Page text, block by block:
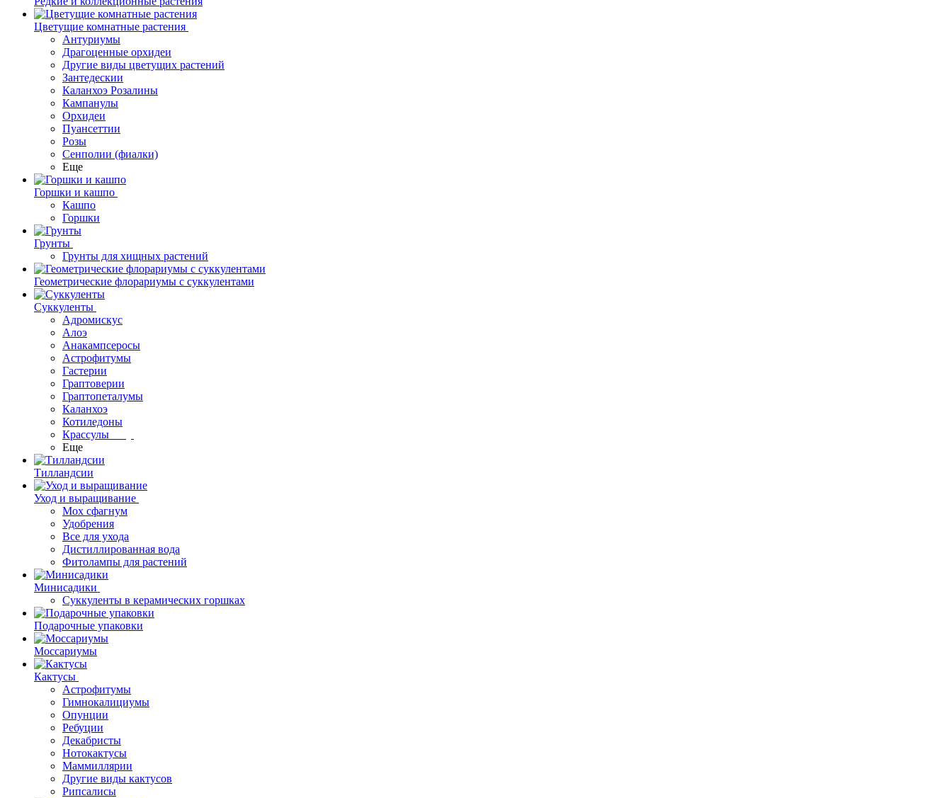
Цветущие комнатные растения
Антуриумы
Драгоценные орхидеи
Другие виды цветущих растений
Зантедескии
Каланхоэ Розалины
Кампанулы
Орхидеи
Пуансеттии
Розы
Сенполии (фиалки)
Еще
Горшки и кашпо
Кашпо
Горшки
Грунты
Грунты для хищных растений
Геометрические флорариумы с суккулентами
Суккуленты
Адромискус
Алоэ
Анакампсеросы
Астрофитумы
Гастерии
Граптоверии
Граптопеталумы
Каланхоэ
Котиледоны
Крассулы
Еще
Тилландсии
Уход и выращивание
Мох сфагнум
Удобрения
Все для ухода
Дистиллированная вода
Фитолампы для растений
Минисадики
Суккуленты в керамических горшках
Подарочные упаковки
Моссариумы
Кактусы
Астрофитумы
Гимнокалициумы
Опунции
Ребуции
Декабристы
Нотокактусы
Маммиллярии
Другие виды кактусов
Рипсалисы